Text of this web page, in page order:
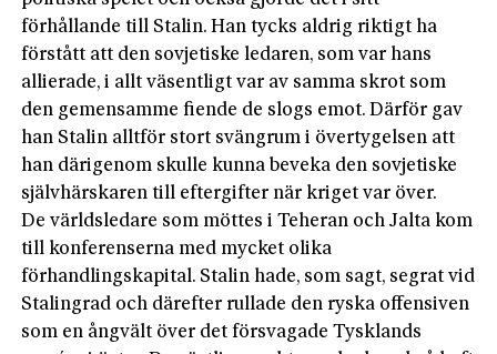
förhållande till Stalin. Han tycks aldrig riktigt ha
förstått att den sovjetiske ledaren, som var hans
allierade, i allt väsentligt var av samma skrot som
den gemensamme fiende de slogs emot. Därför gav
han Stalin alltför stort svängrum i övertygelsen att
han därigenom skulle kunna beveka den sovjetiske
självhärskaren till eftergifter när kriget var över.
De världsledare som möttes i Teheran och Jalta kom
till konferenserna med mycket olika
förhandlingskapital. Stalin hade, som sagt, segrat vid
Stalingrad och därefter rullade den ryska offensiven
som en ångvält över det försvagade Tysklands